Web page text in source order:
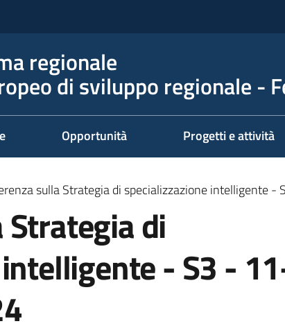
regionale
di sviluppo regionale -
Opportunità Progetti e attività
sulla Strategia di specializzazione intelligente
di
- S3 -